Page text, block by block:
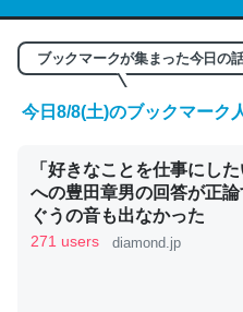
─GPTの仕組みと限界について
くらい。小説でいう「ずっ
ど、短期記憶というには多
かりやすく強くなりそう
─GPTの仕組みと限界について
ブックマークが集まった今日の
今日8/8(土)のブックマーク
「好きなことを仕事にし
への豊田章男の回答が正論
ぐうの音も出なかった
271 users diamond.jp